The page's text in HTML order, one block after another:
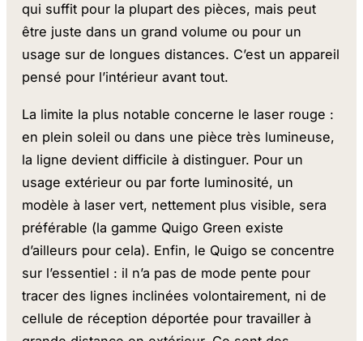
qui suffit pour la plupart des pièces, mais peut
être juste dans un grand volume ou pour un
usage sur de longues distances. C’est un appareil
pensé pour l’intérieur avant tout.
La limite la plus notable concerne le laser rouge :
en plein soleil ou dans une pièce très lumineuse,
la ligne devient difficile à distinguer. Pour un
usage extérieur ou par forte luminosité, un
modèle à laser vert, nettement plus visible, sera
préférable (la gamme Quigo Green existe
d’ailleurs pour cela). Enfin, le Quigo se concentre
sur l’essentiel : il n’a pas de mode pente pour
tracer des lignes inclinées volontairement, ni de
cellule de réception déportée pour travailler à